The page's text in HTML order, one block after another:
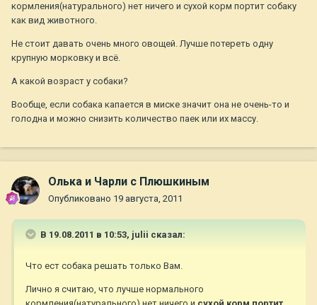
кормления(натурального) нет ничего и сухой корм портит собаку
как вид животного.
Не стоит давать очень много овощей. Лучше потереть одну
крупную морковку и всё.
А какой возраст у собаки?
Вообще, если собака капается в миске значит она не очень-то и
голодна и можно снизить количество паек или их массу.
Олька и Чарли с Плюшкиным
Опубликовано 19 августа, 2011
В 19.08.2011 в 10:53, julii сказал:
Что ест собака решать только Вам.
Лично я считаю, что лучше нормального